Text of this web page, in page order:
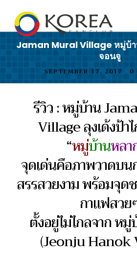
Jaman Mural Village หมู่บ้า
จอนจู
SEPTEMBER 17, 2017 • 0
รีวิว : หมู่บ้าน
Village ลุงเด้งป้าไ
“หมู่บ้านหล
จุดเด่นคือภาพวาดบ
สรรสวยงาม พร้อมจุด
กาแฟสวย
ตั้งอยู่ไม่ไกลจาก ห
(Jeonju Hanok